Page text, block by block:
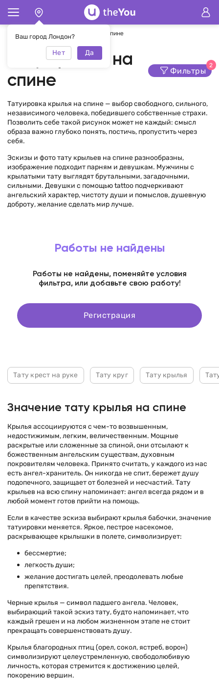
Ваш город Лондон?
Нет Да
Главная Тату Тату крылья на спине
Тату крылья на
спине
Фильтры
2
Татуировка крылья на спине — выбор свободного, сильного,
независимого человека, победившего собственные страхи.
Позволить себе такой рисунок может не каждый: смысл
образа важно глубоко понять, постичь, пропустить через
себя.
Эскизы и фото тату крыльев на спине разнообразны,
изображение подходит парням и девушкам. Мужчины с
крылатыми тату выглядят брутальными, загадочными,
сильными. Девушки с помощью tattoo подчеркивают
ангельский характер, чистоту души и помыслов, душевную
доброту, желание сделать мир лучше.
Работы не найдены
Работы не найдены, поменяйте условия
фильтра, или добавьте свою работу!
Регистрация
Тату крест на руке Тату круг Тату крылья
Значение тату крылья на спине
Крылья ассоциируются с чем-то возвышенным,
недостижимым, легким, величественным. Мощные
раскрытые или сложенные за спиной, они отсылают к
божественным ангельским существам, духовным
покровителям человека. Принято считать, у каждого из нас
есть ангел-хранитель. Он никогда не спит, бережет душу
подопечного, защищает от болезней и несчастий. Тату
крыльев на всю спину напоминает: ангел всегда рядом и в
любой момент готов прийти на помощь.
Если в качестве эскиза выбирают крылья бабочки, значение
татуировки меняется. Яркое, пестрое насекомое,
раскрывающее крылышки в полете, символизирует:
бессмертие;
легкость души;
желание достигать целей, преодолевать любые
препятствия.
Черные крылья — символ падшего ангела. Человек,
выбирающий такой эскиз тату, будто напоминает, что
каждый грешен и на любом жизненном этапе не стоит
прекращать совершенствовать душу.
Крылья благородных птиц (орел, сокол, ястреб, ворон)
символизируют целеустремленную, свободолюбивую
личность, которая стремится к достижению целей,
покорению вершин.